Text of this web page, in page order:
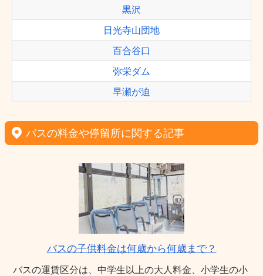
黒沢
日光寺山団地
百合谷口
弥栄ダム
早瀬が迫
バスの料金や停留所に関する記事
バスの子供料金は何歳から何歳まで？
バスの運賃区分は、中学生以上の大人料金、小学生の小